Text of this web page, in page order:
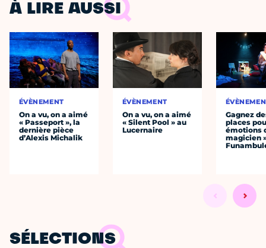
À LIRE AUSSI
ÉVÈNEMENT
On a vu, on a aimé
« Passeport », la
dernière pièce
d’Alexis Michalik
ÉVÈNEMENT
On a vu, on a aimé
« Silent Pool » au
Lucernaire
Gagnez
places
émotions
magicien
SÉLECTIONS